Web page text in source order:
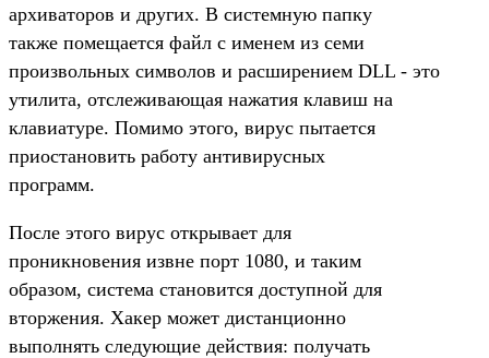
архиваторов и других. В системную папку
также помещается файл с именем из семи
произвольных символов и расширением DLL - это
утилита, отслеживающая нажатия клавиш на
клавиатуре. Помимо этого, вирус пытается
приостановить работу антивирусных
программ.
После этого вирус открывает для
проникновения извне порт 1080, и таким
образом, система становится доступной для
вторжения. Хакер может дистанционно
выполнять следующие действия: получать